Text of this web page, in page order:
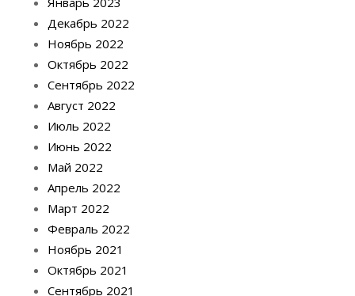
Декабрь 2022
Ноябрь 2022
Октябрь 2022
Сентябрь 2022
Август 2022
Июль 2022
Июнь 2022
Май 2022
Апрель 2022
Март 2022
Февраль 2022
Ноябрь 2021
Октябрь 2021
Сентябрь 2021